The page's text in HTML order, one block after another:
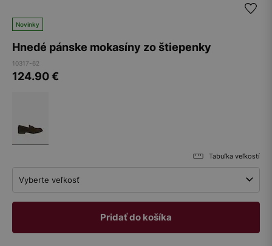
Novinky
Hnedé pánske mokasíny zo štiepenky
10317-62
124.90€
Tabuľka veľkostí
Vyberte veľkosť
Pridať do košíka